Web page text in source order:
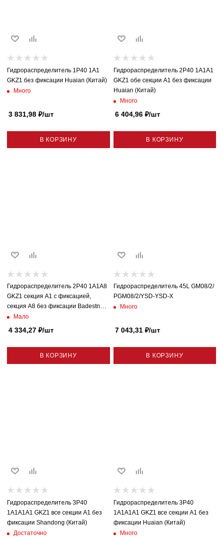
Гидрораспределитель 1P40 1A1
GKZ1 без фиксации Huaian (Китай)
Много
3 831,98 ₽/шт
В КОРЗИНУ
Гидрораспределитель 2P40 1A1A1
GKZ1 обе секции A1 без фиксации
Huaian (Китай)
Много
6 404,96₽/шт
В КОРЗИНУ
Гидрораспределитель 2P40 1A1A8
GKZ1 секция A1 с фиксацией,
секция A8 без фиксации Badestnost
(Болгария)
Мало
4 334,27 ₽/шт
В КОРЗИНУ
Гидрораспределитель 45L GM08/2/
РGM08/2/YSD-YSD-X
Много
7 043,31₽/шт
В КОРЗИНУ
Гидрораспределитель 3P40
1A1A1A1 GKZ1 все секции A1 без
фиксации Shandong (Китай)
Достаточно
Гидрораспределитель 3P40
1A1A1A1 GKZ1 все секции A1 без
фиксации Huaian (Китай)
Много